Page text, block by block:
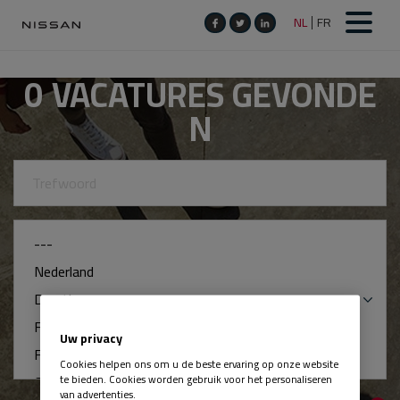
0VACATURES GEVONDE
N
Uw privacy
Cookies helpen ons om u de beste ervaring op onze website
te bieden. Cookies worden gebruik voor het personaliseren
van advertenties.